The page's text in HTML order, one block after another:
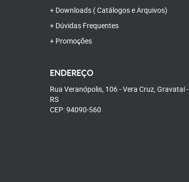
Downloads ( Catálogos e Arquivos)
Dúvidas Frequentes
Promoções
ENDEREÇO
Rua Veranópolis, 106-Vera Cruz, Gravataí-
RS
CEP: 94090-560